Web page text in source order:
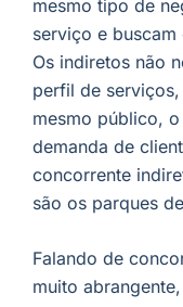
mesmo tipo de
serviço e
Os indiretos não
perfil de
mesmo público,
demanda de
concorrente
são os parques
Falando de
muito